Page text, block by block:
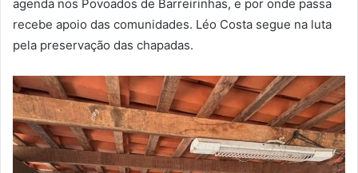
agenda nos Povoados de Barreirinhas, e por onde passa
recebe apoio das comunidades. Léo Costa segue na luta
pela preservação das chapadas.